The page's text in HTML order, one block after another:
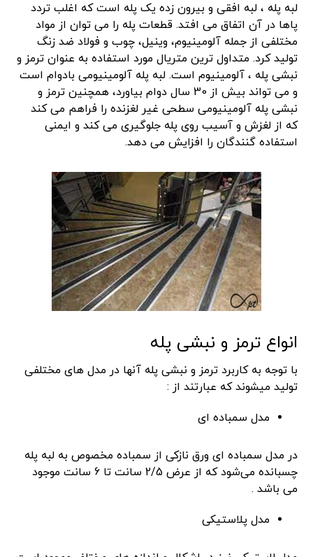
لبه پله ، لبه افقی و بیرون زده یک پله است که اغلب تردد
پاها در آن اتفاق می افتد. قطعات پله را می توان از مواد
مختلفی از جمله آلومینیوم، وینیل، چوب و فولاد ضد زنگ
تولید کرد. متداول ترین متریال مورد استفاده به عنوان ترمز و
نبشی پله ، آلومینیوم است. لبه پله آلومینیومی بادوام است
و می تواند بیش از 30 سال دوام بیاورد، همچنین ترمز و
نبشی پله آلومینیومی سطحی غیر لغزنده را فراهم می کند
که از لغزش و آسیب روی پله جلوگیری می کند و ایمنی
استفاده گنندگان را افزایش می دهد.
انواع ترمز و نبشی پله
با توجه به کاربرد ترمز و نبشی پله آنها در مدل های مختلفی
تولید میشوند که عبارتند از :
مدل سمباده ای
در مدل سمباده ای ورق نازکی از سمباده مخصوص به لبه پله
چسبانده می‌شود که از عرض 2/5 سانت تا 6 سانت موجود
می باشد .
مدل پلاستیکی